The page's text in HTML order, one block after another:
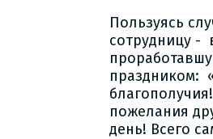
Пользуясь
сотрудницу -
праздником:
пожелания
день! Всего